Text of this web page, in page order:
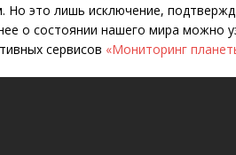
Но это лишь исключение,
о состоянии нашего мира можно
сервисов «Мониторинг